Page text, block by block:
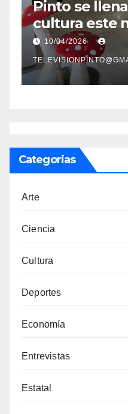
Pinto se
cultura este
con una
10/04/2026
Categorias
Arte
Ciencia
Cultura
Deportes
Economía
Entrevistas
Estatal